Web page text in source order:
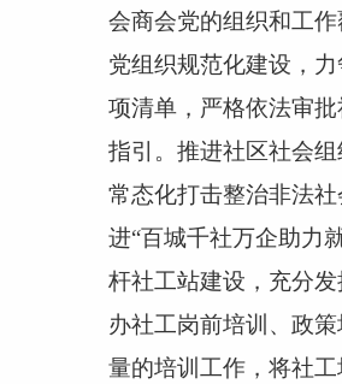
会商会党的组织和工
党组织规范化建设，
项清单，严格依法审
指引。推进社区社会
常态化打击整治非法
进“百城千社万企助力
杆社工站建设，充分
办社工岗前培训、政
量的培训工作，将社